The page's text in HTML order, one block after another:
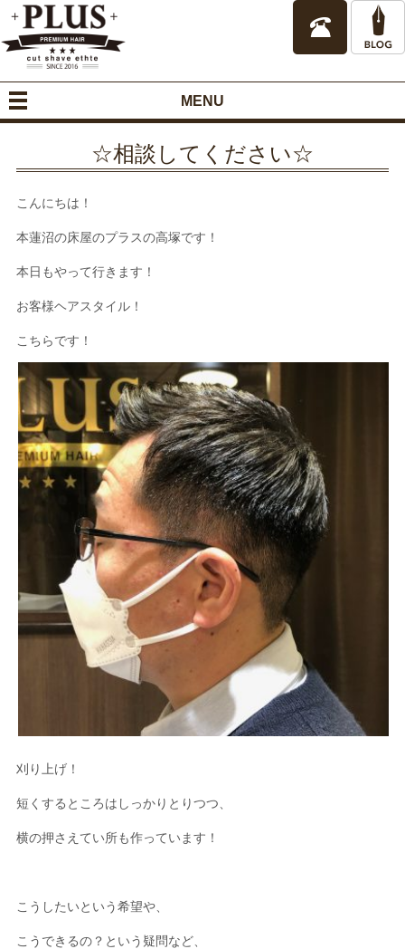
MENU
☆相談してください☆
こんにちは！
本蓮沼の床屋のプラスの高塚です！
本日もやって行きます！
お客様ヘアスタイル！
こちらです！
刈り上げ！
短くするところはしっかりとりつつ、
横の押さえてい所も作っています！
こうしたいという希望や、
こうできるの？という疑問など、